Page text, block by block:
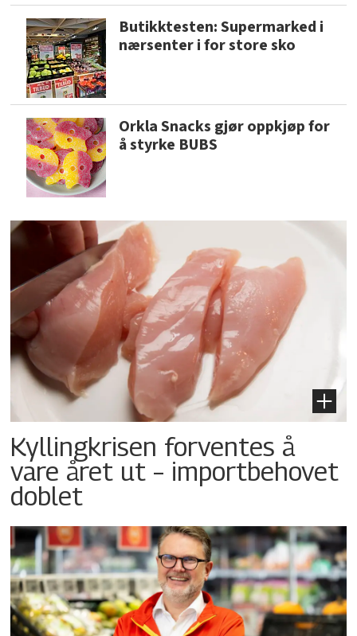
Butikktesten: Supermarked i
nærsenter i for store sko
Orkla Snacks gjør oppkjøp for
å styrke BUBS
Kyllingkrisen forventes å
vare året ut – importbehovet
doblet